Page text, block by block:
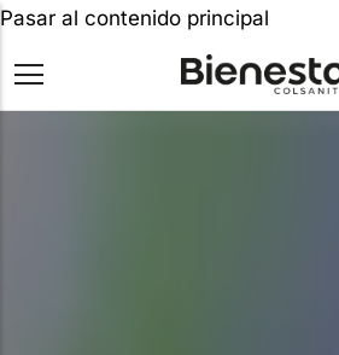
Pasar al contenido principal